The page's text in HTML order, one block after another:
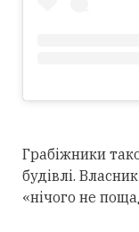
Грабіжники
будівлі.
«нічого не